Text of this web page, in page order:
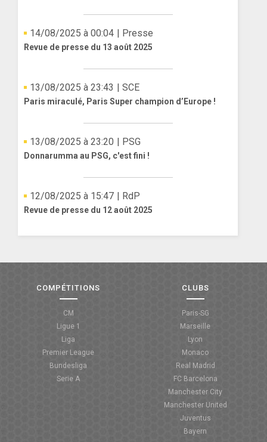
14/08/2025 à 00:04 | Presse
Revue de presse du 13 août 2025
13/08/2025 à 23:43 | SCE
Paris miraculé, Paris Super champion d’Europe !
13/08/2025 à 23:20 | PSG
Donnarumma au PSG, c'est fini !
12/08/2025 à 15:47 | RdP
Revue de presse du 12 août 2025
COMPÉTITIONS
CM
Ligue 1
Liga
Premier League
Bundesliga
Serie A
CLUBS
Paris-SG
Marseille
Lyon
Monaco
Real Madrid
FC Barcelona
Manchester City
Manchester United
Juventus
Bayern